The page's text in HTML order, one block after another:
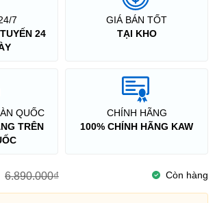
7
24
GIÁ BÁN TỐT
TẠI KHO
QUỐC
TRÊN
CHÍNH HÃNG
100% CHÍNH HÃNG KAW
6.890.000₫ Còn hàng